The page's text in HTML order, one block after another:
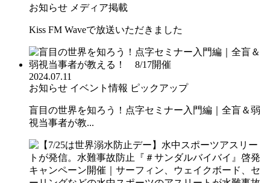
お知らせ メディア掲載
Kiss FM Waveで放送いただきました
2024.07.11
お知らせ イベント情報 ピックアップ
盲目の世界を知ろう！点字セミナー入門編｜全盲＆弱
視当事者が教...